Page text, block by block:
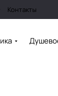
Контакты